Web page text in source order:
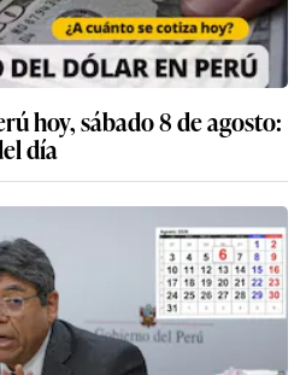
hoy, sábado 8 de agosto:
día